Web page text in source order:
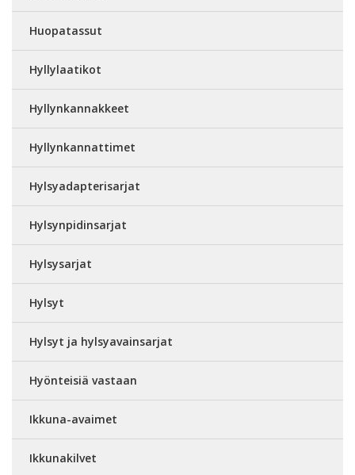
Huopatassut
Hyllylaatikot
Hyllynkannakkeet
Hyllynkannattimet
Hylsyadapterisarjat
Hylsynpidinsarjat
Hylsysarjat
Hylsyt
Hylsyt ja hylsyavainsarjat
Hyönteisiä vastaan
Ikkuna-avaimet
Ikkunakilvet